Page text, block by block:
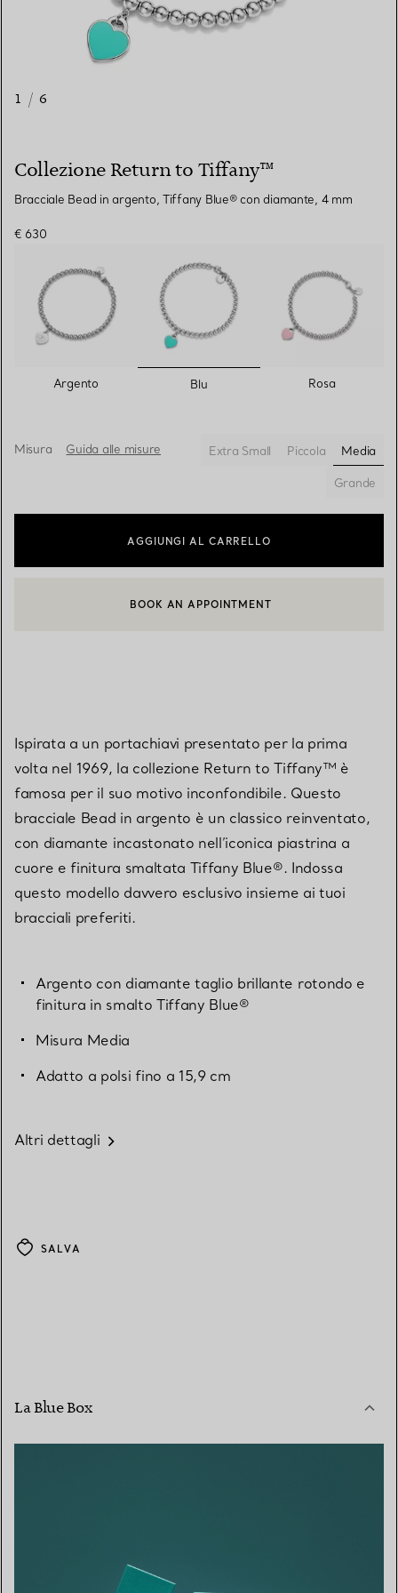
1 / 6
Collezione Return to Tiffany™
Bracciale Bead in argento, Tiffany Blue® con diamante, 4 mm
€ 630
Misura Guida alle misure Extra Small Piccola
Media
Grande
Argento selezionato/i
Blu Rosa
AGGIUNGI AL CARRELLO
CONTATTA UN CONSULENTE CLIENTI O PRENOTA UN
BOOK AN APPOINTMENT
Ispirata a un portachiavi presentato per la prima
volta nel 1969, la collezione Return to Tiffany™ è
famosa per il suo motivo inconfondibile. Questo
bracciale Bead in argento è un classico reinventato,
con diamante incastonato nell’iconica piastrina a
cuore e finitura smaltata Tiffany Blue®. Indossa
questo modello davvero esclusivo insieme ai tuoi
bracciali preferiti.
Argento con diamante taglio brillante rotondo e
finitura in smalto Tiffany Blue®
Misura Media
Adatto a polsi fino a 15,9 cm
Altri dettagli
SALVA
La Blue Box